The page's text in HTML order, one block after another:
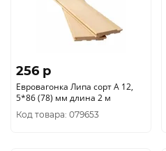
256 p
Евровагонка Липа сорт А 12,
5*86 (78) мм длина 2 м
Код товара: 079653